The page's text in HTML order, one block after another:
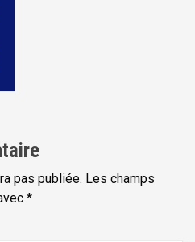
pas publiée. Les champs
*